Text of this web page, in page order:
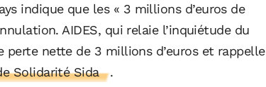
indique que les « 3 millions d’euros de
AIDES, qui relaie l’inquiétude du
perte nette de 3 millions d’euros et rappelle
Solidarité Sida .